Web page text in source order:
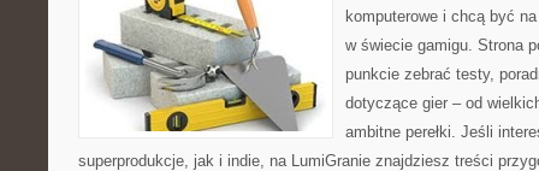
komputerowe i chcą być
w świecie gamigu. Strona
punkcie zebrać testy,
dotyczące gier – od
ambitne perełki. Jeśli
superprodukcje, jak i indie, na LumiGranie znajdziesz treści